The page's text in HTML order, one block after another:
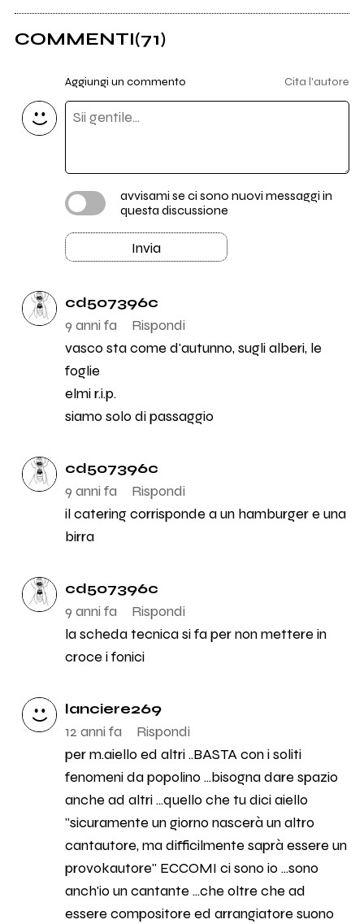
COMMENTI(71)
Aggiungi un commento Cita l'autore
avvisami se ci sono nuovi messaggi in
questa discussione
Invia
cd507396c
9 anni fa
Rispondi
vasco sta come d'autunno, sugli alberi, le
foglie
elmi r.i.p.
siamo solo di passaggio
cd507396c
9 anni fa
Rispondi
il catering corrisponde a un hamburger e una
birra
cd507396c
9 anni fa
Rispondi
la scheda tecnica si fa per non mettere in
croce i fonici
lanciere269
12 anni fa
Rispondi
per m.aiello ed altri ..BASTA con i soliti
fenomeni da popolino ...bisogna dare spazio
anche ad altri ...quello che tu dici aiello
"sicuramente un giorno nascerà un altro
cantautore, ma difficilmente saprà essere un
provokautore" ECCOMI ci sono io ...sono
anch'io un cantante ...che oltre che ad
essere compositore ed arrangiatore suono